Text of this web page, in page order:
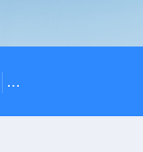
48t/96t国产ELISA